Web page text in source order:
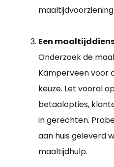
maaltijdvoorziening.
Een
Onderzoek de
Kamperveen voor
keuze. Let vooral
betaalopties,
in gerechten.
aan huis geleverd
maaltijdhulp.